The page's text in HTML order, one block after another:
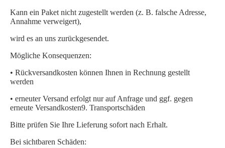
Kann ein Paket nicht zugestellt werden (z. B. falsche Adresse,
Annahme verweigert),
wird es an uns zurückgesendet.
Mögliche Konsequenzen:
• Rückversandkosten können Ihnen in Rechnung gestellt
werden
• erneuter Versand erfolgt nur auf Anfrage und ggf. gegen
erneute Versandkosten9. Transportschäden
Bitte prüfen Sie Ihre Lieferung sofort nach Erhalt.
Bei sichtbaren Schäden: